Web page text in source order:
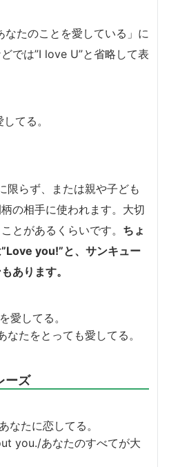
なたのことを愛している」に
では”I love U”と省略して表
てる。
限らず、または親や子ども
の相手に使われます。大切
とがあるくらいです。 ちょ
you!”と、サンキュー
あります。
愛してる。
たをとっても愛してる。
ーズ
たに恋してる。
you./あなたのすべてが大